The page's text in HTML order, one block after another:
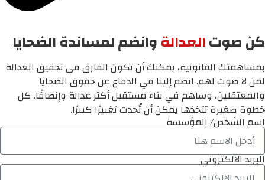
كن صوتالعدالةوانضم لمساندة الضحايا
بمساهمتك القانونية، يمكنك أن تكون الفارق في تحقيق العدالة
لمن لا صوت لهم. انضم إلينا في الدفاع عن حقوق الضحايا
والمعتقلين، وساهم في بناء مستقبل أكثر عدالة وإنصافًا. كل
خطوة صغيرة تتخذها يمكن أن تُحدث تغييرًا كبيرًا.
اسم الشخص/ المؤسسة
البريد الالكتروني